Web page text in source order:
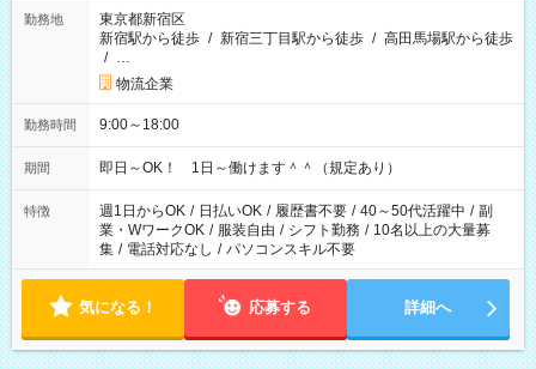
勤務地
東京都新宿区
新宿駅から徒歩 / 新宿三丁目駅から徒歩 / 高田馬場駅から徒歩
/ …
物流企業
勤務時間 9:00～18:00
期間 即日～OK！ 1日～働けます＾＾（規定あり）
特徴 週1日からOK / 日払いOK / 履歴書不要 / 40～50代活躍中 / 副
業・WワークOK / 服装自由 / シフト勤務 / 10名以上の大量募
集 / 電話対応なし / パソコンスキル不要
気になる！ 応募する 詳細へ